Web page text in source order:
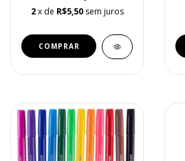
2 x de R$5,50 sem juros